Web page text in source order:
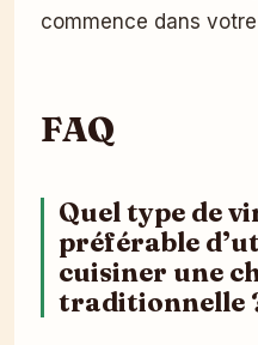
commence dans
FAQ
Quel type de
préférable
cuisiner une
traditionnelle